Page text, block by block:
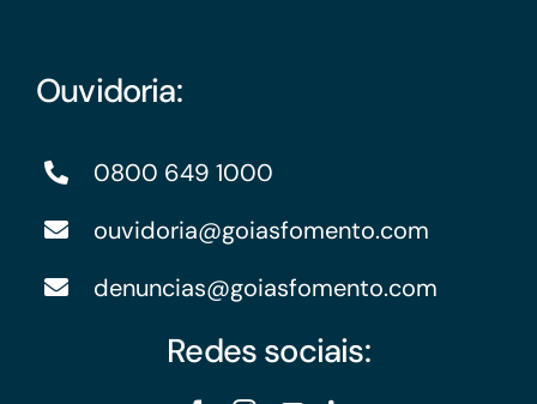
Ouvidoria:
0800 649 1000
ouvidoria@goiasfomento.com
denuncias@goiasfomento.com
Redes sociais: